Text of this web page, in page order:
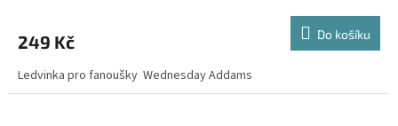
249 Kč Do košíku
Ledvinka pro fanoušky Wednesday Addams